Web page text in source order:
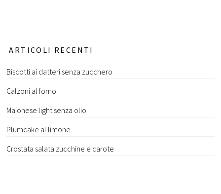
ARTICOLI RECENTI
Biscotti ai datteri senza zucchero
Calzoni al forno
Maionese light senza olio
Plumcake al limone
Crostata salata zucchine e carote